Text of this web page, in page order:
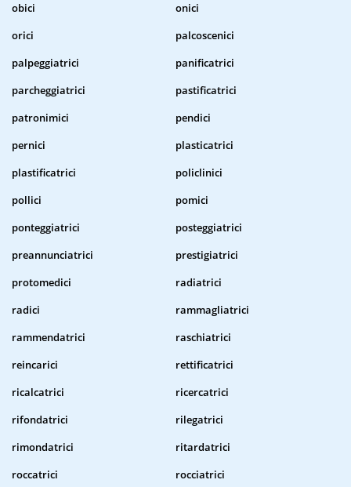
obici
onici
orici
palcoscenici
palpeggiatrici
panificatrici
parcheggiatrici
pastificatrici
patronimici
pendici
pernici
plasticatrici
plastificatrici
policlinici
pollici
pomici
ponteggiatrici
posteggiatrici
preannunciatrici
prestigiatrici
protomedici
radiatrici
radici
rammagliatrici
rammendatrici
raschiatrici
reincarici
rettificatrici
ricalcatrici
ricercatrici
rifondatrici
rilegatrici
rimondatrici
ritardatrici
roccatrici
rocciatrici